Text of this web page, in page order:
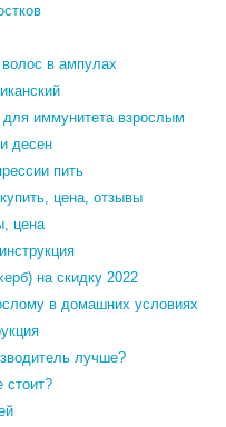
в ампулах
иммунитета взрослым
десен
пить
цена, отзывы
цена
на скидку 2022
в домашних условиях
лучше?
стоит?